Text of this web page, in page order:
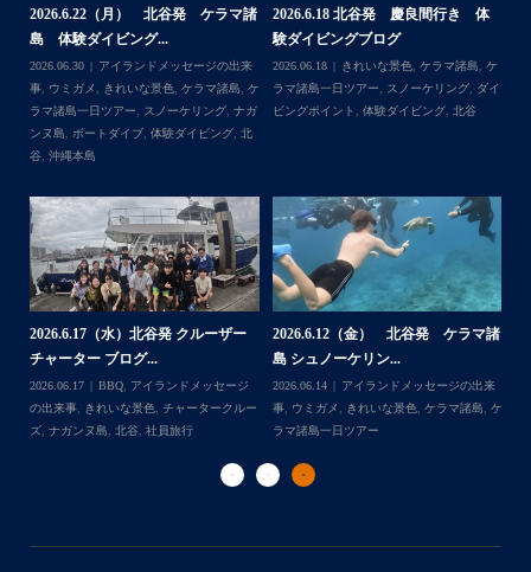
たので、お天気とコンディションに恵まれて、皆さん大満
足な一日を過ごして頂けて本当によかったです
また来年も社員旅行で沖縄へいらっしゃる際は是非ご利用
くださいね！！
ありがとうございました
...
【台風13号によるツアー中止のお知
らせ】
2026.08.06
アイランドメッセージの出来
事, 台風
2026.8.2（火） 北谷発 ケラマ諸
島 体験ダイビング&...
2026.08.03
アイランドメッセージの出来
事,きれいな景色,ケラマ諸島, ケラマ諸島
一日ツアー ,スノーケリング,ナガンヌ島
2026.7.28（火） 北谷発 ケラマ諸
島 体験ダイビング...
2026.07.30
アイランドメッセージの出来
事,ウミウシ ,きれいな景色, ケラマ諸島,ケ
ラマ諸島一日ツアー,スノーケリング, 体験
ダイビング,北谷
2026.7.23 北谷発 慶良間行き 体
験ダイビング＆シュ...
きれいな景色 ケラマ諸島
ケ
ラマ諸島一日ツアー
,スノーケリング,ダイ
ビングポイント